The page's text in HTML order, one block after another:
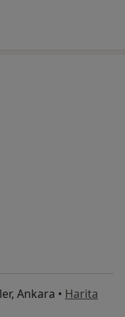
Ankara • Harita